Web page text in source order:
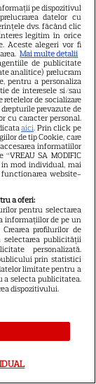
a împlinit un
Căminul
al vedetei
nașterea
de o mie
dată, ar fi ca
Courteney
în Mallorca
căsătorit,
pe dispozitivul
datelor cu
dvs. făcând clic
legitim în orice
Aceste alegeri vor fi
Mai multe detalii
de publicitate
analitice) prelucram
pentru a personaliza
de interesele si/sau
de socializare
prevazute de
cu caracter personal.
aici. Prin click pe
de tip Cookie, care
informatiilor
SA MODIFIC
in mod individual, mai
website-
a oferi:
pentru selectarea
informațiilor de pe un
profilurilor de
selectarea publicității
personalizată.
prin statistici
limitate pentru a
a selecta publicitatea.
dispozitivului.